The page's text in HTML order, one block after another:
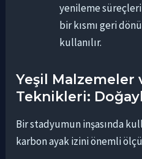
yenileme
bir kısmı geri
kullanılır.
Yeşil Malzemeler
Teknikleri:
Bir stadyumun inşasında
karbon ayak izini önemli